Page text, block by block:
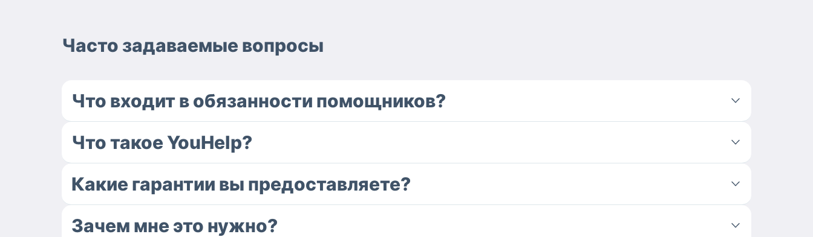
Часто задаваемые вопросы
Что входит в обязанности помощников?
Что такое YouHelp?
Какие гарантии вы предоставляете?
Зачем мне это нужно?